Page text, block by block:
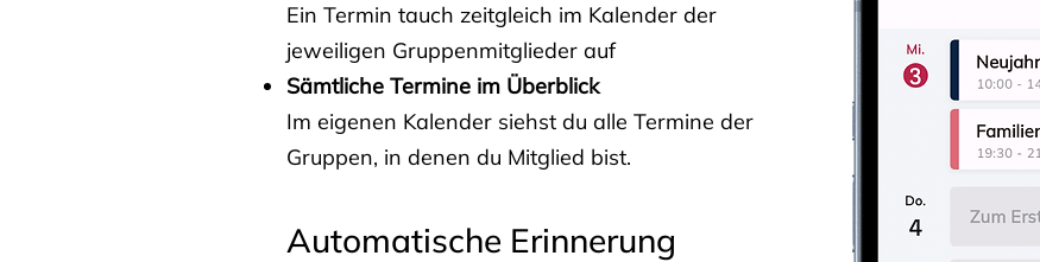
Ein Termin tauch zeitgleich im Kalender der
jeweiligen Gruppenmitglieder auf
Sämtliche Termine im Überblick
Im eigenen Kalender siehst du alle Termine der
Gruppen, in denen du Mitglied bist.
Automatische Erinnerung